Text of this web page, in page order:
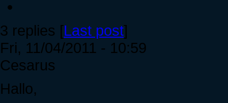
3 replies [Last post]
Fri, 11/04/2011 - 10:59
Cesarus
Hallo,